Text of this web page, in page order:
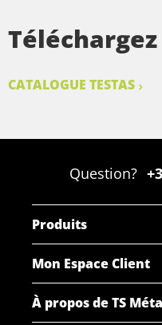
Téléchargez
CATALOGUE TESTAS
Question?
Produits
Mon Espace Client
À propos de TS